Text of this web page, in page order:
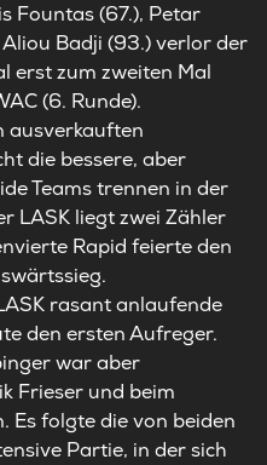
Fountas (67.), Petar
Badji (93.) verlor der
erst zum zweiten Mal
(6. Runde).
ausverkauften
die bessere, aber
Teams trennen in der
LASK liegt zwei Zähler
Rapid feierte den
rasant anlaufende
den ersten Aufreger.
war aber
Frieser und beim
Es folgte die von beiden
Partie, in der sich